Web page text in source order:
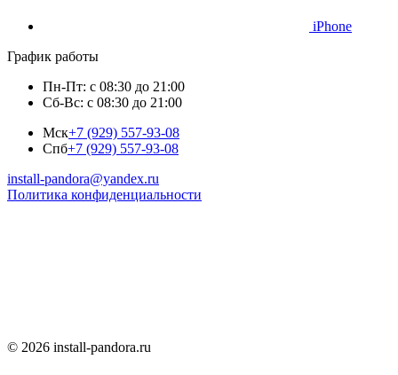
iPhone
График работы
Пн-Пт: с 08:30 до 21:00
Сб-Вс: с 08:30 до 21:00
Мск+7 (929) 557-93-08
Спб+7 (929) 557-93-08
install-pandora@yandex.ru
Политика конфиденциальности
© 2026 install-pandora.ru